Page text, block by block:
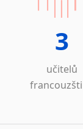
3
učitelů